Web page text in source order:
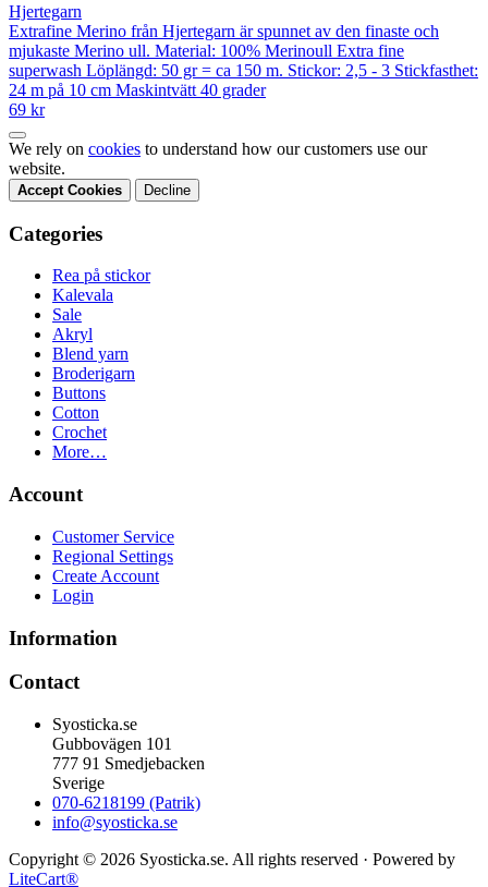
Hjertegarn
Extrafine Merino från Hjertegarn är spunnet av den finaste och
mjukaste Merino ull. Material: 100% Merinoull Extra fine
superwash Löplängd: 50 gr = ca 150 m. Stickor: 2,5 - 3 Stickfasthet:
24 m på 10 cm Maskintvätt 40 grader
69 kr
We rely on cookies to understand how our customers use our
website.
Accept Cookies Decline
Categories
Rea på stickor
Kalevala
Sale
Akryl
Blend yarn
Broderigarn
Buttons
Cotton
Crochet
More…
Account
Customer Service
Regional Settings
Create Account
Login
Information
Contact
Syosticka.se
Gubbovägen 101
777 91 Smedjebacken
Sverige
070-6218199 (Patrik)
info@syosticka.se
Copyright © 2026 Syosticka.se. All rights reserved · Powered by
LiteCart®